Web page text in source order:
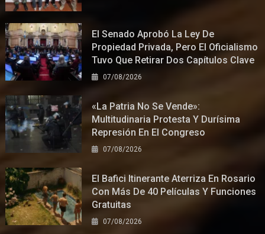
El Senado Aprobó La Ley De
Propiedad Privada, Pero El Oficialismo
Tuvo Que Retirar Dos Capítulos Clave
07/08/2026
«La Patria No Se Vende»:
Multitudinaria Protesta Y Durísima
Represión En El Congreso
07/08/2026
El Bafici Itinerante Aterriza En Rosario
Con Más De 40 Películas Y Funciones
Gratuitas
07/08/2026